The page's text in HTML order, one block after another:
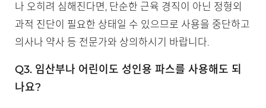
나 오히려 심해진다면, 단순한 근육 경직이 아닌 정형외
과적 진단이 필요한 상태일 수 있으므로 사용을 중단하고
의사나 약사 등 전문가와 상의하시기 바랍니다.
Q3. 임산부나 어린이도 성인용 파스를 사용해도 되
나요?